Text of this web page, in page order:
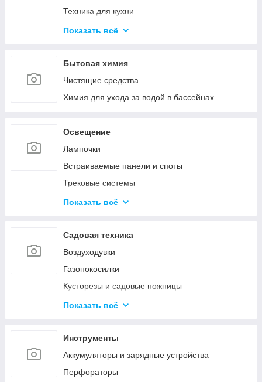
Техника для кухни
Красота и здоровье
Кулеры для воды
Проточные водонагреватели
Показать всё
Бытовая химия
Чистящие средства
Химия для ухода за водой в бассейнах
Освещение
Лампочки
Встраиваемые панели и споты
Трековые системы
Светодиодные линейные светильники
Настольные лампы
Наружное и промышленное освещение
Светодиодные фонарики
Светодиодные ленты
Умное освещение
Показать всё
Садовая техника
Воздуходувки
Газонокосилки
Кусторезы и садовые ножницы
Пилы цепные
Очистители высокого давления
Триммеры и электрокосы
Акссесуары
Показать всё
Инструменты
Аккумуляторы и зарядные устройства
Перфораторы